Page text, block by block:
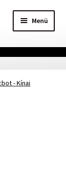
Menü
- Kínai